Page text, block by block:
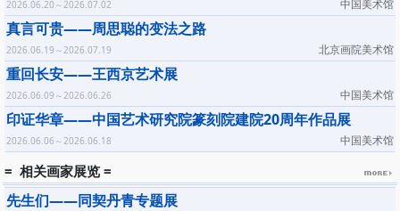
中国美术馆
2026.06.20～2026.07.02
真言可贵——周思聪的变法之路
北京画院美术馆
2026.06.19～2026.07.19
重回长安——王西京艺术展
中国美术馆
2026.06.09～2026.06.26
印证华章——中国艺术研究院篆刻院建院20周年作品展
中国美术馆
2026.06.06～2026.06.18
= 相关画家展览 =
先生们——同契丹青专题展